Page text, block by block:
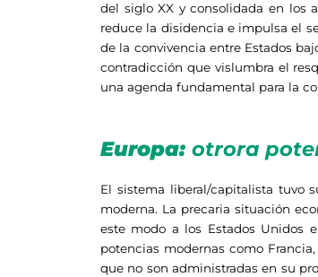
del siglo XX y consolidada en los
reduce la disidencia e impulsa el
de la convivencia entre Estados
contradicción que vislumbra el
una agenda fundamental para la
Europa: otrora
El sistema liberal/capitalista tuvo
moderna. La precaria situación
este modo a los Estados Unidos
potencias modernas como
que no son administradas en su